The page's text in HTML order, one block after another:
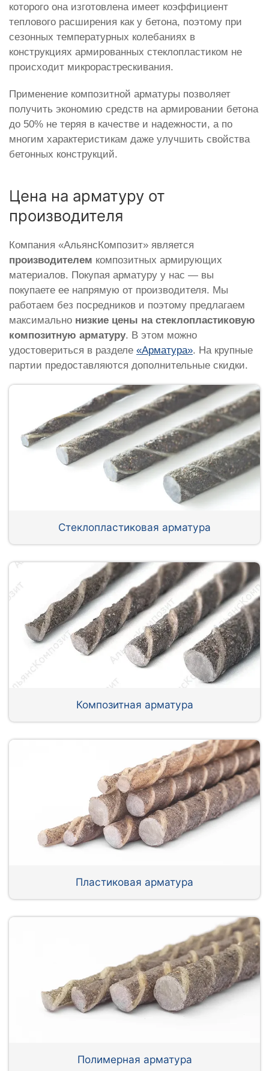
которого она изготовлена имеет коэффициент
теплового расширения как у бетона, поэтому при
сезонных температурных колебаниях в
конструкциях армированных стеклопластиком не
происходит микрорастрескивания.
Применение композитной арматуры позволяет
получить экономию средств на армировании бетона
до 50% не теряя в качестве и надежности, а по
многим характеристикам даже улучшить свойства
бетонных конструкций.
Цена на арматуру от
производителя
Компания «АльянсКомпозит» является
производителем композитных армирующих
материалов. Покупая арматуру у нас — вы
покупаете ее напрямую от производителя. Мы
работаем без посредников и поэтому предлагаем
максимально низкие цены на стеклопластиковую
композитную арматуру. В этом можно
удостовериться в разделе «Арматура». На крупные
партии предоставляются дополнительные скидки.
Стеклопластиковая арматура
Композитная арматура
Пластиковая арматура
Полимерная арматура